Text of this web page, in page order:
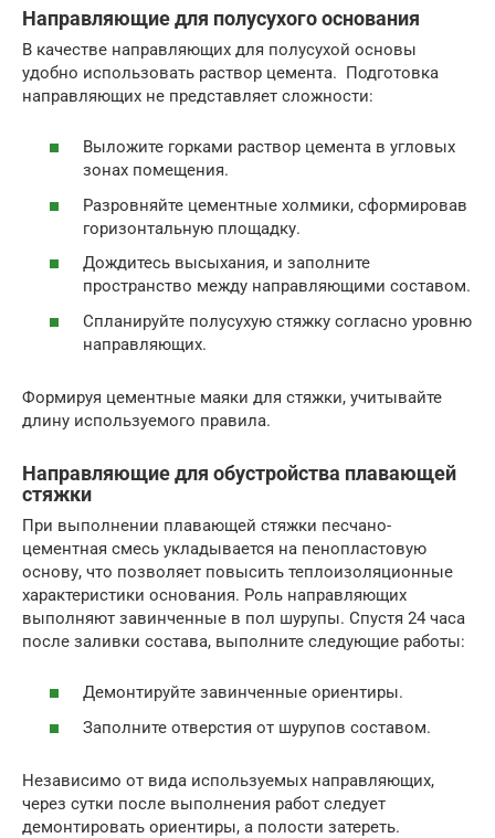
Направляющие для полусухого основания
В качестве направляющих для полусухой основы
удобно использовать раствор цемента. Подготовка
направляющих не представляет сложности:
Выложите горками раствор цемента в угловых
зонах помещения.
Разровняйте цементные холмики, сформировав
горизонтальную площадку.
Дождитесь высыхания, и заполните
пространство между направляющими составом.
Спланируйте полусухую стяжку согласно уровню
направляющих.
Формируя цементные маяки для стяжки, учитывайте
длину используемого правила.
Направляющие для обустройства плавающей
стяжки
При выполнении плавающей стяжки песчано-
цементная смесь укладывается на пенопластовую
основу, что позволяет повысить теплоизоляционные
характеристики основания. Роль направляющих
выполняют завинченные в пол шурупы. Спустя 24 часа
после заливки состава, выполните следующие работы:
Демонтируйте завинченные ориентиры.
Заполните отверстия от шурупов составом.
Независимо от вида используемых направляющих,
через сутки после выполнения работ следует
демонтировать ориентиры, а полости затереть.